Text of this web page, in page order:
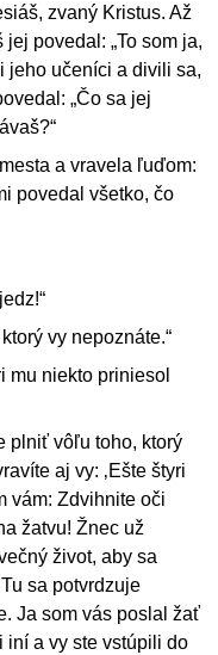
zvaný Kristus. Až
povedal: „To som ja,
jeho učeníci a divili sa,
„Čo sa jej
a vravela ľuďom:
povedal všetko, čo
vy nepoznáte.“
mu niekto priniesol
plniť vôľu toho, ktorý
aj vy: ‚Ešte štyri
vám: Zdvihnite oči
žatvu! Žnec už
život, aby sa
sa potvrdzuje
Ja som vás poslal žať
iní a vy ste vstúpili do